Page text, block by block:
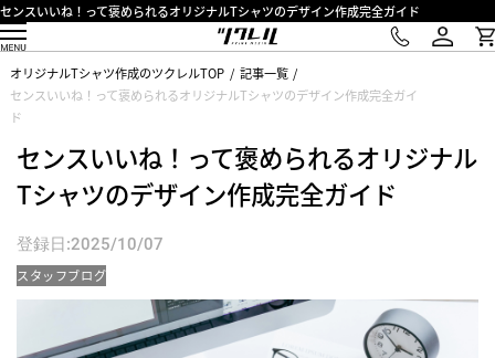
センスいいね！って褒められるオリジナルTシャツのデザイン作成完全ガイド
オリジナルTシャツ作成のツクレルTOP
記事一覧
センスいいね！って褒められるオリジナルTシャツのデザイン作成完全ガイ
ド
センスいいね！って褒められるオリジナル
Tシャツのデザイン作成完全ガイド
登録日:2025/10/07
スタッフブログ